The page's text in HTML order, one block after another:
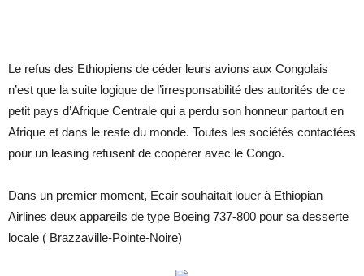
Le refus des Ethiopiens de céder leurs avions aux Congolais
n’est que la suite logique de l’irresponsabilité des autorités de ce
petit pays d’Afrique Centrale qui a perdu son honneur partout en
Afrique et dans le reste du monde. Toutes les sociétés contactées
pour un leasing refusent de coopérer avec le Congo.
Dans un premier moment, Ecair souhaitait louer à Ethiopian
Airlines deux appareils de type Boeing 737-800 pour sa desserte
locale ( Brazzaville-Pointe-Noire)